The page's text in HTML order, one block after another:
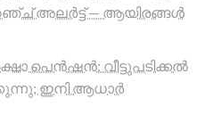
അലർട്ട് — ആയിരങ്ങൾ
പെൻഷൻ: വീട്ടുപടിക്കൽ
ഇനി ആധാർ